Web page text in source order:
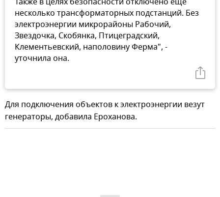
несколько трансформаторных подстанций. Без
электроэнергии микрорайоны Рабочий,
Звездочка, Скобянка, Птицеградский,
Клементьевский, наполовину Ферма", -
уточнила она.
Для подключения объектов к электроэнергии везут
генераторы, добавила Ероханова.